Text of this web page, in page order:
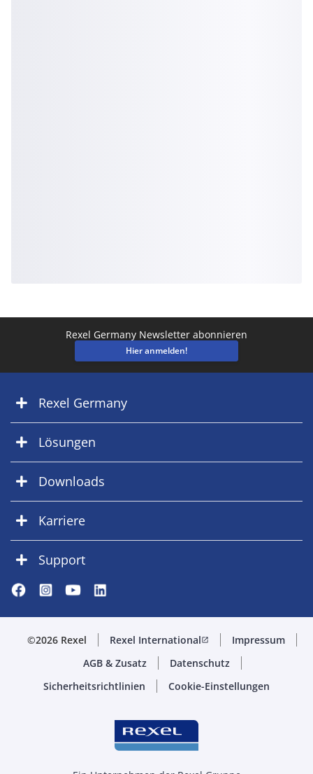
Rexel Germany Newsletter abonnieren
Hier anmelden!
Rexel Germany
Lösungen
Downloads
Karriere
Support
©2026 Rexel Rexel Internationalopen_in_new
Impressum
AGB & Zusatz
Datenschutz
Sicherheitsrichtlinien
Cookie-Einstellungen